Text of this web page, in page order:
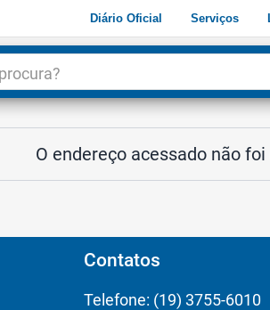
Diário Oficial Serviços
O endereço acessado não
Contatos
Telefone: (19) 3755-6010